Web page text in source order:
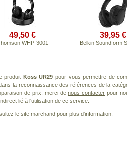
49,50 €
WHP-3001
39,95 €
Belkin Soundform
produit Koss UR29 pour vous permettre de
la reconnaissance des références de la
de prix, merci denous contacter pour
lié à l'utilisation de ce service.
le site marchand pour plus d'information.